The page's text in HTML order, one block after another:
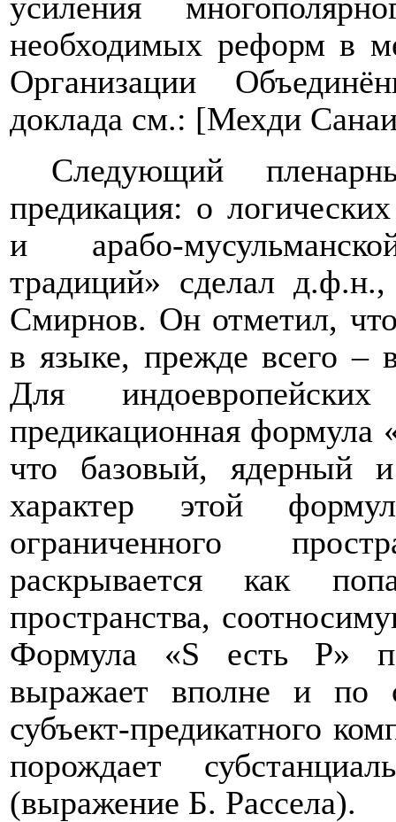
необходимых реформ в
Организации
доклада см.: [Мехди
Следующий
предикация: о
и арабо-
традиций» сделал
Смирнов. Он отметил,
в языке, прежде всего –
Для
предикационная формула
что базовый, ядерный
характер этой
ограниченного
раскрывается как
пространства,
Формула «S есть P»
выражает вполне и по
субъект-предикатного
порождает
(выражение Б. Рассела).